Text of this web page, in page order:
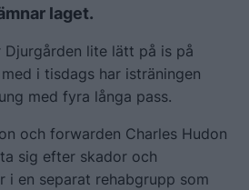
laget.
Djurgården lite lätt på is på
i tisdags har isträningen
med fyra långa pass.
och forwarden Charles Hudon
sig efter skador och
i en separat rehabgrupp som